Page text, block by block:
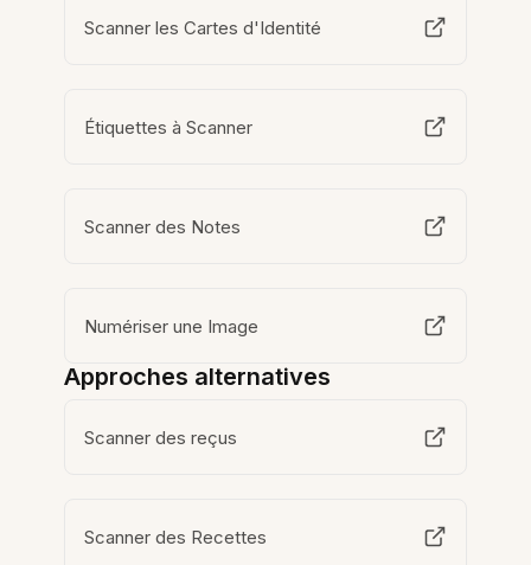
Scanner les Cartes d'Identité
Étiquettes à Scanner
Scanner des Notes
Numériser une Image
Approches alternatives
Scanner des reçus
Scanner des Recettes